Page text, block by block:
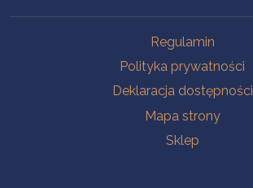
Regulamin
Polityka prywatności
Deklaracja dostępności
Mapa strony
Sklep